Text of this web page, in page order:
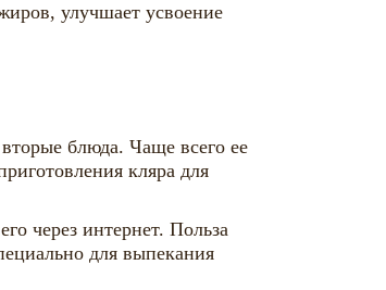
улучшает усвоение
блюда. Чаще всего ее
кляра для
через интернет. Польза
для выпекания